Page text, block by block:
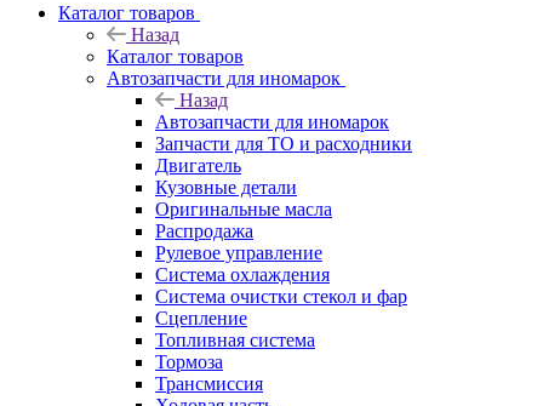
Каталог товаров
Назад
Каталог товаров
Автозапчасти для иномарок
Назад
Автозапчасти для иномарок
Запчасти для ТО и расходники
Двигатель
Кузовные детали
Оригинальные масла
Распродажа
Рулевое управление
Система охлаждения
Система очистки стекол и фар
Сцепление
Топливная система
Тормоза
Трансмиссия